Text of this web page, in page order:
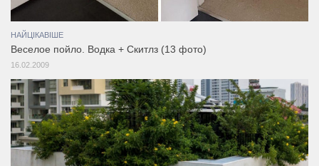
НАЙЦІКАВІШЕ
Веселое пойло. Водка + Скитлз (13 фото)
16.02.2009